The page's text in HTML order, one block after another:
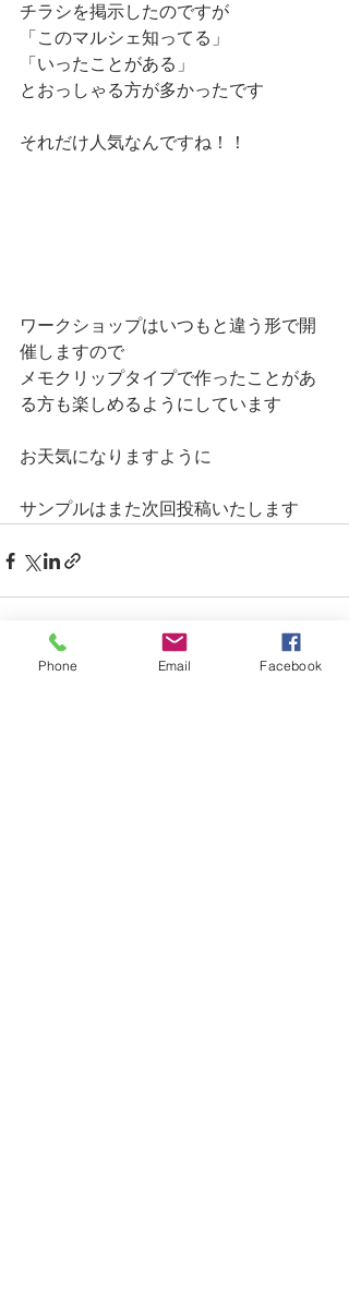
チラシを掲示したのですが
「このマルシェ知ってる」
「いったことがある」
とおっしゃる方が多かったです
それだけ人気なんですね！！
ワークショップはいつもと違う形で開
催しますので
メモクリップタイプで作ったことがあ
る方も楽しめるようにしています
お天気になりますように
サンプルはまた次回投稿いたします
Phone Email Facebook